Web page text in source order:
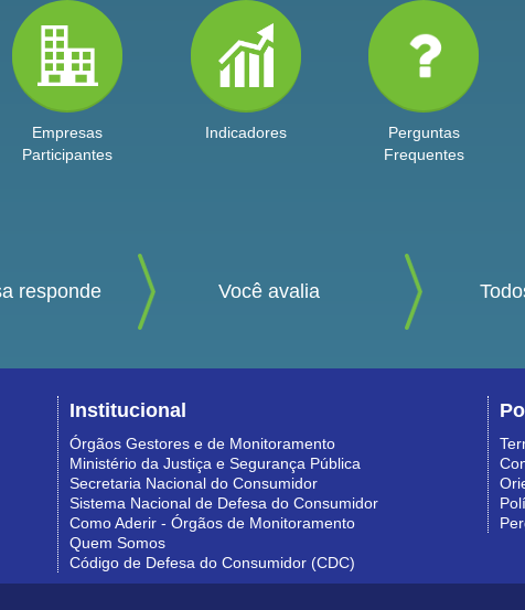
Empresas
Participantes
Indicadores
Perguntas
Frequentes
responde Você avalia
Institucional
Órgãos Gestores e de Monitoramento
Ministério da Justiça e Segurança Pública
Secretaria Nacional do Consumidor
Sistema Nacional de Defesa do Consumidor
Como Aderir - Órgãos de Monitoramento
Quem Somos
Código de Defesa do Consumidor (CDC)